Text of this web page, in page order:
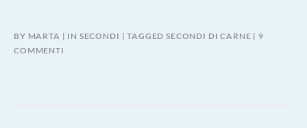
BY MARTA IN SECONDI TAGGEDSECONDI DI CARNE
9
COMMENTI